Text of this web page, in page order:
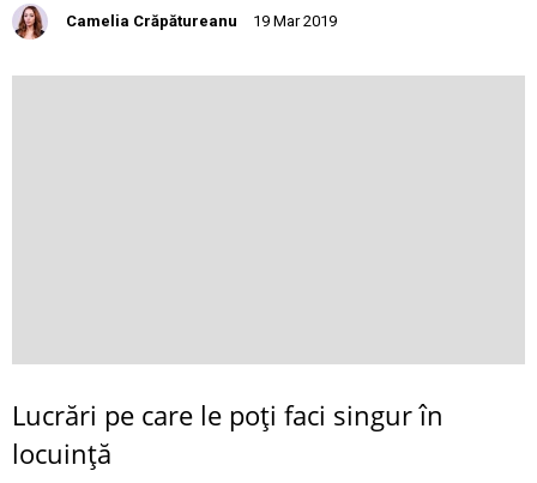
Camelia Crăpătureanu 19 Mar 2019
Lucrări pe care le poţi faci singur în
locuinţă